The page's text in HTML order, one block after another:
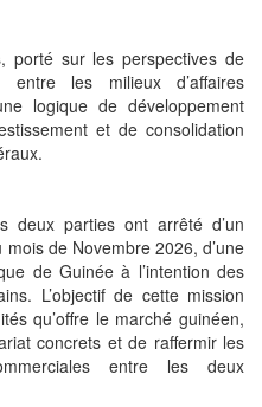
porté sur les perspectives de
les milieux d’affaires
logique de développement
et de consolidation
deux parties ont arrêté d’un
de Novembre 2026, d’une
de Guinée à l’intention des
L’objectif de cette mission
qu’offre le marché guinéen,
concrets et de raffermir les
entre les deux